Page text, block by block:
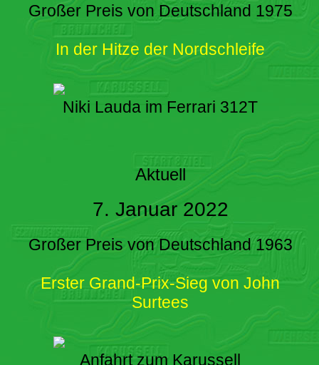
Großer Preis von Deutschland 1975
In der Hitze der Nordschleife
Niki Lauda im Ferrari 312T
Aktuell
7. Januar 2022
Großer Preis von Deutschland 1963
Erster Grand-Prix-Sieg von John
Surtees
Anfahrt zum Karussell